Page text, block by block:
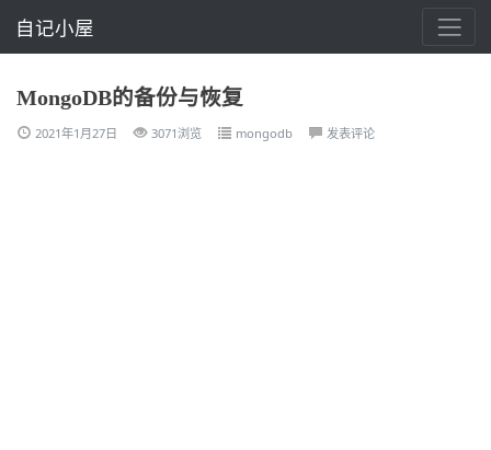
自记小屋
MongoDB的备份与恢复
2021年1月27日 3071浏览 mongodb 发表评论